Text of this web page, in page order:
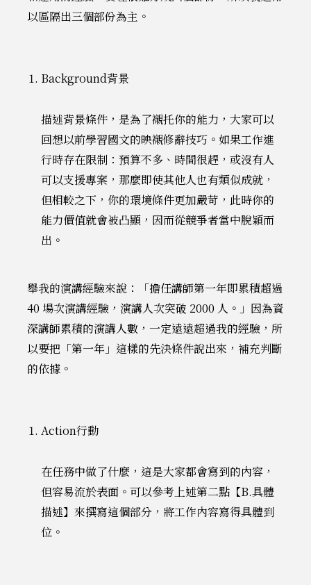
以區隔出三個部份為主。
Background背景
描述背景條件，是為了襯托你的能力，大家可以
回想以前學習國文的映襯修辭技巧。如果工作進
行時存在限制：預算不多、時間很趕，或沒有人
可以支援專案，那麼即使其他人也有類似成就，
但相較之下，你的環境條件更加嚴苛，此時你的
能力價值就會被凸顯，因而從競爭者當中脫穎而
出。
舉我的演講經驗來說：「擔任講師第一年即累積超過
40 場次演講經驗，演講人次突破 2000 人。」因為資
深講師累積的演講人數，一定遠遠超過我的經驗，所
以要把「第一年」這樣的先決條件說出來，補充判斷
的依據。
Action行動
在任務中做了什麼，這是大家都會寫到的內容，
但容易流於表面。可以參考上述第二點【B.具體
描述】來撰寫這個部分，將工作內容寫得具體到
位。